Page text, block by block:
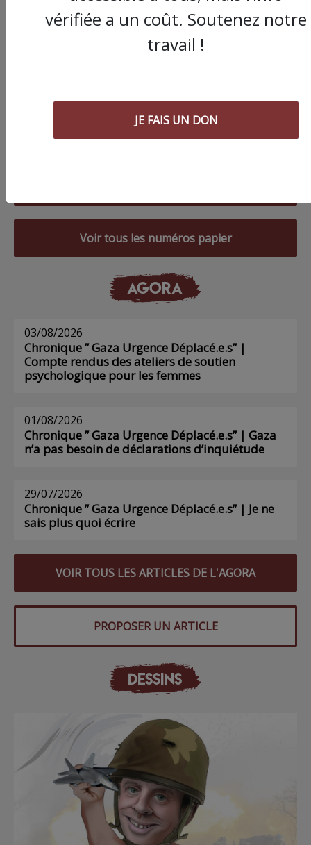
Voir tous les numéros papier
AGORA
03/08/2026
Chronique ” Gaza Urgence Déplacé.e.s” |
Compte rendus des ateliers de soutien
psychologique pour les femmes
01/08/2026
Chronique ” Gaza Urgence Déplacé.e.s” | Gaza
n’a pas besoin de déclarations d’inquiétude
29/07/2026
Chronique ” Gaza Urgence Déplacé.e.s” | Je ne
sais plus quoi écrire
VOIR TOUS LES ARTICLES DE L'AGORA
PROPOSER UN ARTICLE
DESSINS
vérifiée a un coût. Soutenez notre
travail !
JE FAIS UN DON